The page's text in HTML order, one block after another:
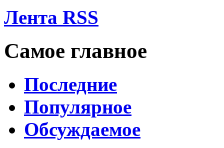
Лента RSS
Самое главное
Последние
Популярное
Обсуждаемое